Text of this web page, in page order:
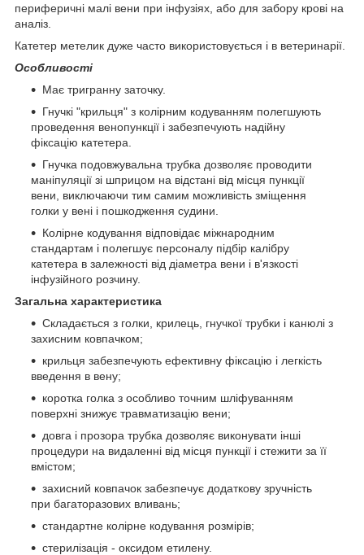
периферичні малі вени при інфузіях, або для забору крові на
аналіз.
Катетер метелик дуже часто використовується і в ветеринарії.
Особливості
Має тригранну заточку.
Гнучкі "крильця" з колірним кодуванням полегшують
проведення венопункції і забезпечують надійну
фіксацію катетера.
Гнучка подовжувальна трубка дозволяє проводити
маніпуляції зі шприцом на відстані від місця пункції
вени, виключаючи тим самим можливість зміщення
голки у вені і пошкодження судини.
Колірне кодування відповідає міжнародним
стандартам і полегшує персоналу підбір калібру
катетера в залежності від діаметра вени і в'язкості
інфузійного розчину.
Загальна характеристика
Складається з голки, крилець, гнучкої трубки і канюлі з
захисним ковпачком;
крильця забезпечують ефективну фіксацію і легкість
введення в вену;
коротка голка з особливо точним шліфуванням
поверхні знижує травматизацію вени;
довга і прозора трубка дозволяє виконувати інші
процедури на видаленні від місця пункції і стежити за її
вмістом;
захисний ковпачок забезпечує додаткову зручність
при багаторазових вливань;
стандартне колірне кодування розмірів;
стерилізація - оксидом етилену.